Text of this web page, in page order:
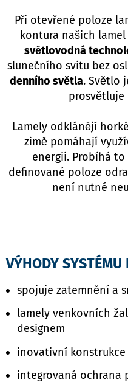
Při otevřené poloze
kontura našich
světlovodná
slunečního svitu bez
denního světla. Světlo
prosvětluje
Lamely odklánějí
zimě pomáhají
energii. Probíhá
definované poloze
není nutné
VÝHODY SYSTÉMU
spojuje zatemnění a
lamely venkovních
designem
inovativní
integrovaná ochrana